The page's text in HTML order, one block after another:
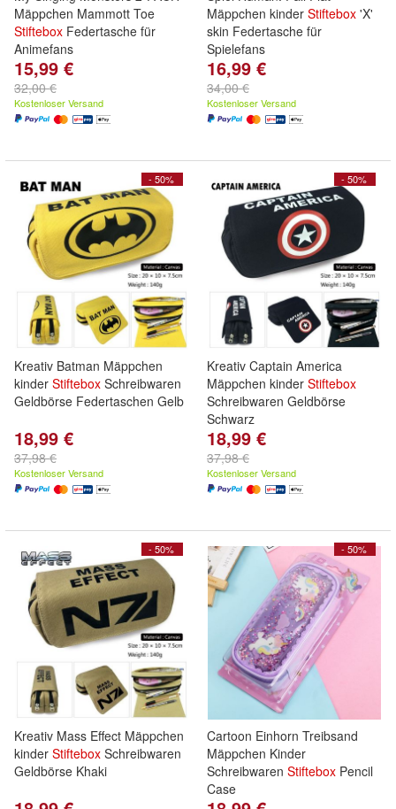
Mäppchen Mammott Toe
Stiftebox Federtasche für
Animefans
15,99 €
32,00 €
Kostenloser Versand
Mäppchen kinder Stiftebox 'X'
skin Federtasche für
Spielefans
16,99 €
34,00 €
Kostenloser Versand
- 50%
Kreativ Batman Mäppchen
kinder Stiftebox Schreibwaren
Geldbörse Federtaschen Gelb
18,99 €
37,98 €
Kostenloser Versand
- 50%
Kreativ Captain America
Mäppchen kinder Stiftebox
Schreibwaren Geldbörse
Schwarz
18,99 €
37,98 €
Kostenloser Versand
- 50%
Kreativ Mass Effect Mäppchen
kinder Stiftebox Schreibwaren
Geldbörse Khaki
- 50%
Cartoon Einhorn Treibsand
Mäppchen Kinder
Schreibwaren Stiftebox Pencil
Case